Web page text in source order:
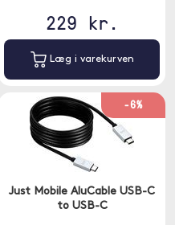
229 kr.
Læg i varekurven
-6%
Just Mobile AluCable USB-C
to USB-C